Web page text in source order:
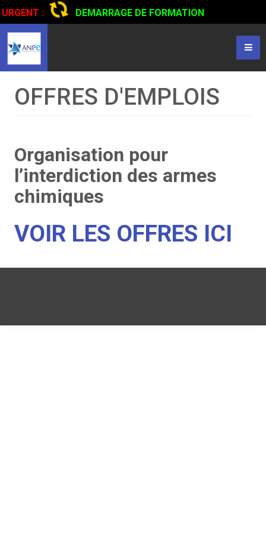
URGENT :
DEMARRAGE DE FORMATION
CERTIFIANTE EN CONDUITE DE CAMIONS...CLIQUER POUR
LIRE
OFFRES D'EMPLOIS
Organisation pour
l’interdiction des armes
chimiques
VOIR LES OFFRES ICI